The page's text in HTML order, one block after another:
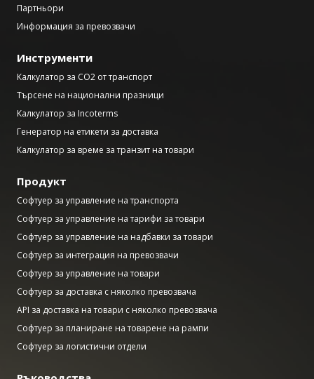
Партньори
Информация за превозвачи
Инструменти
Калкулатор за CO2 от транспорт
Търсене на национални празници
Калкулатор за Incoterms
Генератор на етикети за доставка
Калкулатор за време за транзит на товари
Продукт
Софтуер за управление на транспорта
Софтуер за управление на тарифи за товари
Софтуер за управление на надбавки за товари
Софтуер за интеграция на превозвачи
Софтуер за управление на товари
Софтуер за доставка с няколко превозвача
API за доставка на товари с няколко превозвача
Софтуер за планиране на товарене на рампи
Софтуер за логистични отдели